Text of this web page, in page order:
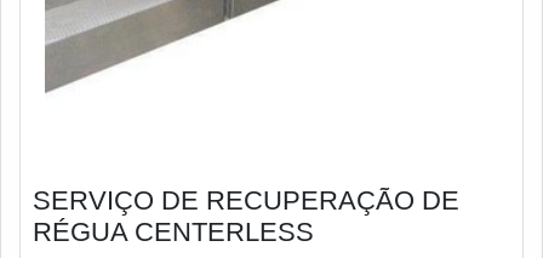
SERVIÇO DE RECUPERAÇÃO DE
RÉGUA CENTERLESS